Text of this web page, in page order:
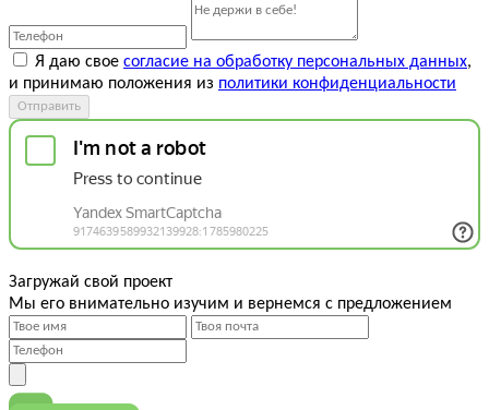
Я даю свое согласие на обработку персональных данных,
и принимаю положения из политики конфиденциальности
Отправить
Загружай свой проект
Мы его внимательно изучим и вернемся с предложением